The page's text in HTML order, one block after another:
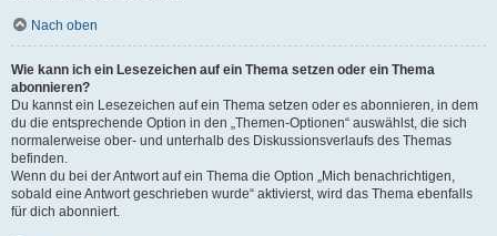
Nach oben
Wie kann ich ein Lesezeichen auf ein Thema setzen oder ein Thema
abonnieren?
Du kannst ein Lesezeichen auf ein Thema setzen oder es abonnieren, in dem
du die entsprechende Option in den „Themen-Optionen“ auswählst, die sich
normalerweise ober- und unterhalb des Diskussionsverlaufs des Themas
befinden.
Wenn du bei der Antwort auf ein Thema die Option „Mich benachrichtigen,
sobald eine Antwort geschrieben wurde“ aktivierst, wird das Thema ebenfalls
für dich abonniert.